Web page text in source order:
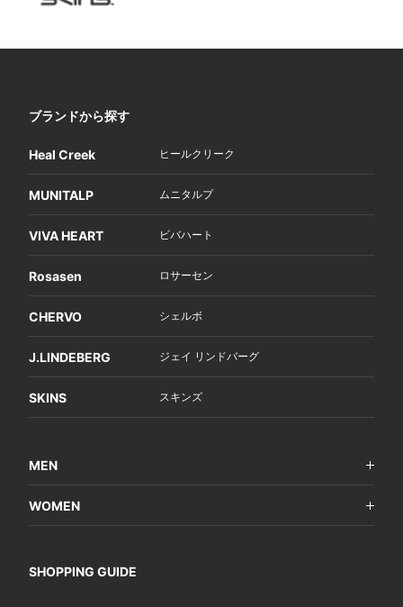
ブランドから探す
Heal Creek ヒールクリーク
MUNITALP ムニタルプ
VIVA HEART ビバハート
Rosasen ロサーセン
CHERVO シェルボ
J.LINDEBERG ジェイ リンドバーグ
SKINS スキンズ
MEN
WOMEN
SHOPPING GUIDE